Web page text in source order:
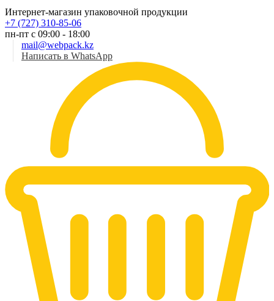
Интернет-магазин упаковочной продукции
+7 (727) 310-85-06
пн-пт с 09:00 - 18:00
mail@webpack.kz
Написать в WhatsApp